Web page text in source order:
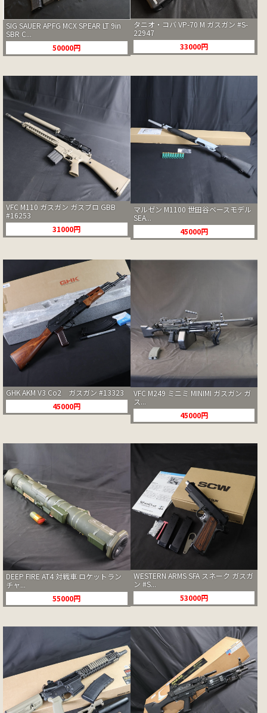
SIG SAUER APFG MCX SPEAR LT 9in
SBR C...
50000円
タニオ・コバ VP-70 M ガスガン #S-
22947
33000円
VFC M110 ガスガン ガスブロ GBB
#16253
31000円
マルゼン M1100 世田谷ベースモデル
SEA...
45000円
GHK AKM V3 Co2 ガスガン #13323
45000円
VFC M249 ミニミ MINIMI ガスガン ガ
ス...
45000円
DEEP FIRE AT4 対戦車 ロケットラン
チャ...
55000円
WESTERN ARMS SFA スネーク ガスガ
ン #S...
53000円